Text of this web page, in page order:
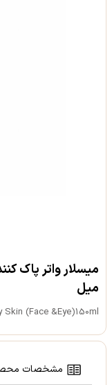
میل
Skin (Face &Eye)150ml
مشخصات